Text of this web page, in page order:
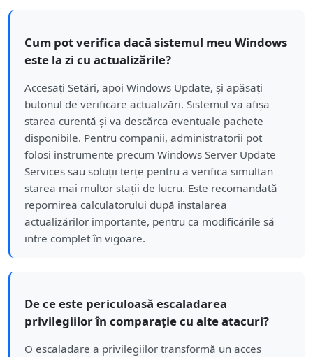
Cum pot verifica dacă sistemul meu Windows
este la zi cu actualizările?
Accesați Setări, apoi Windows Update, și apăsați
butonul de verificare actualizări. Sistemul va afișa
starea curentă și va descărca eventuale pachete
disponibile. Pentru companii, administratorii pot
folosi instrumente precum Windows Server Update
Services sau soluții terțe pentru a verifica simultan
starea mai multor stații de lucru. Este recomandată
repornirea calculatorului după instalarea
actualizărilor importante, pentru ca modificările să
intre complet în vigoare.
De ce este periculoasă escaladarea
privilegiilor în comparație cu alte atacuri?
O escaladare a privilegiilor transformă un acces